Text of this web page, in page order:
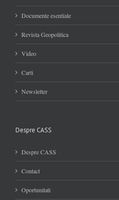
Documente esentiale
Revista Geopolitica
Video
Carti
Newsletter
Despre CASS
Despre CASS
Contact
Oportunitati